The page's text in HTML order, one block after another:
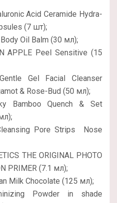
Acid Ceramide Hydra-
(7 шт);
Oil Balm (30 мл);
APPLE Peel Sensitive (15
Gel Facial Cleanser
& Rose-Bud (50 мл);
Bamboo Quench & Set
Pore Strips Nose
THE ORIGINAL PHOTO
PRIMER (7.1 мл);
Milk Chocolate (125 мл);
Powder in shade